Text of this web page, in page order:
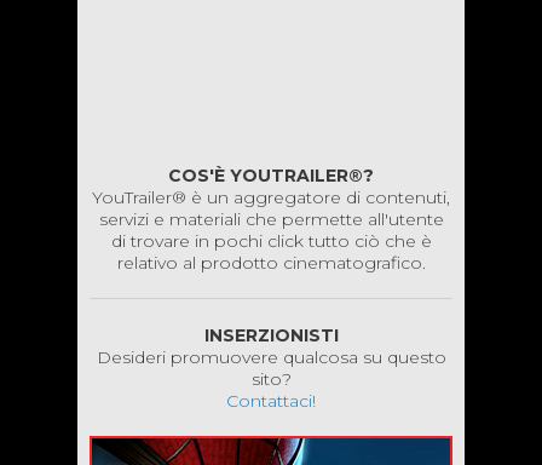
COS'È YOUTRAILER®?
YouTrailer® è un aggregatore di contenuti,
servizi e materiali che permette all'utente
di trovare in pochi click tutto ciò che è
relativo al prodotto cinematografico.
INSERZIONISTI
Desideri promuovere qualcosa su questo
sito?
Contattaci!